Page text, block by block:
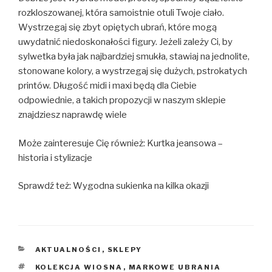
rozkloszowanej, która samoistnie otuli Twoje ciało.
Wystrzegaj się zbyt opiętych ubrań, które mogą
uwydatnić niedoskonałości figury. Jeżeli zależy Ci, by
sylwetka była jak najbardziej smukła, stawiaj na jednolite,
stonowane kolory, a wystrzegaj się dużych, pstrokatych
printów. Długość midi i maxi będą dla Ciebie
odpowiednie, a takich propozycji w naszym sklepie
znajdziesz naprawdę wiele
Może zainteresuje Cię również: Kurtka jeansowa –
historia i stylizacje
Sprawdź też: Wygodna sukienka na kilka okazji
KATEGORIE
AKTUALNOŚCI , SKLEPY
TAGI
KOLEKCJA WIOSNA , MARKOWE UBRANIA